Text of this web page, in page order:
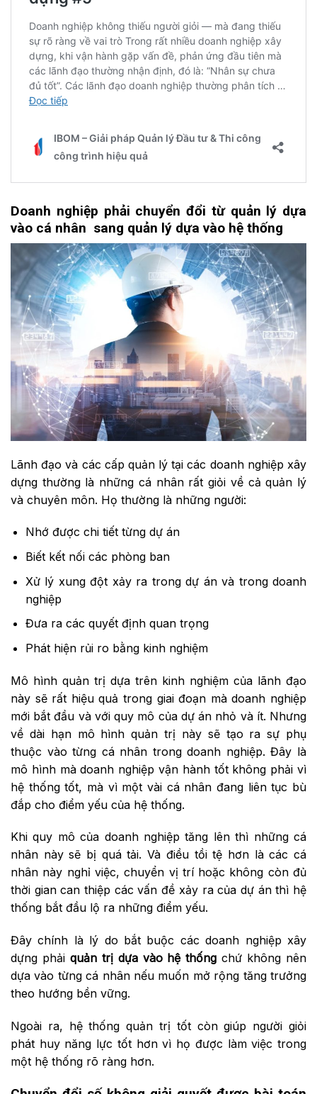
Doanh nghiệp phải chuyển đổi từ quản lý dựa
vào cá nhân sang quản lý dựa vào hệ thống
Lãnh đạo và các cấp quản lý tại các doanh nghiệp xây
dựng thường là những cá nhân rất giỏi về cả quản lý
và chuyên môn. Họ thường là những người:
Nhớ được chi tiết từng dự án
Biết kết nối các phòng ban
Xử lý xung đột xảy ra trong dự án và trong doanh
nghiệp
Đưa ra các quyết định quan trọng
Phát hiện rủi ro bằng kinh nghiệm
Mô hình quản trị dựa trên kinh nghiệm của lãnh đạo
này sẽ rất hiệu quả trong giai đoạn mà doanh nghiệp
mới bắt đầu và với quy mô của dự án nhỏ và ít. Nhưng
về dài hạn mô hình quản trị này sẽ tạo ra sự phụ
thuộc vào từng cá nhân trong doanh nghiệp. Đây là
mô hình mà doanh nghiệp vận hành tốt không phải vì
hệ thống tốt, mà vì một vài cá nhân đang liên tục bù
đắp cho điểm yếu của hệ thống.
Khi quy mô của doanh nghiệp tăng lên thì những cá
nhân này sẽ bị quá tải. Và điều tồi tệ hơn là các cá
nhân này nghỉ việc, chuyển vị trí hoặc không còn đủ
thời gian can thiệp các vấn đề xảy ra của dự án thì hệ
thống bắt đầu lộ ra những điểm yếu.
Đây chính là lý do bắt buộc các doanh nghiệp xây
dựng phải quản trịdựa vào hệ thống chứ không nên
dựa vào từng cá nhân nếu muốn mở rộng tăng trưởng
theo hướng bền vững.
Ngoài ra, hệ thống quản trị tốt còn giúp người giỏi
phát huy năng lực tốt hơn vì họ được làm việc trong
một hệ thống rõ ràng hơn.